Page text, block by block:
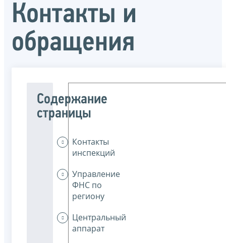
Контакты и
обращения
Содержание
страницы
Контакты
инспекций
Управление
ФНС по
региону
Центральный
аппарат